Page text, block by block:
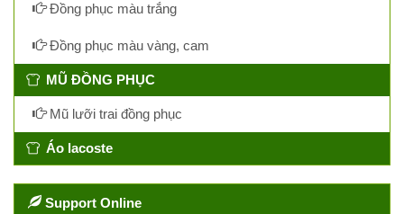
Đồng phục màu trắng
Đồng phục màu vàng, cam
MŨ ĐỒNG PHỤC
Mũ lưỡi trai đồng phục
Áo lacoste
Support Online